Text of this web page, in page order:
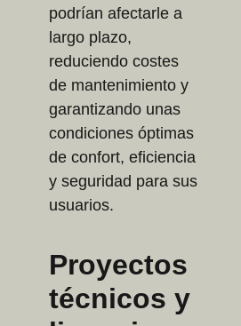
podrían afectarle a
largo plazo,
reduciendo costes
de mantenimiento y
garantizando unas
condiciones óptimas
de confort, eficiencia
y seguridad para sus
usuarios.
Proyectos
técnicos y